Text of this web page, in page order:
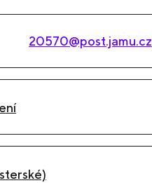
20570@post.jamu.cz